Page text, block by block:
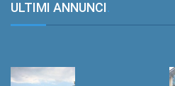
ULTIMI ANNUNCI.